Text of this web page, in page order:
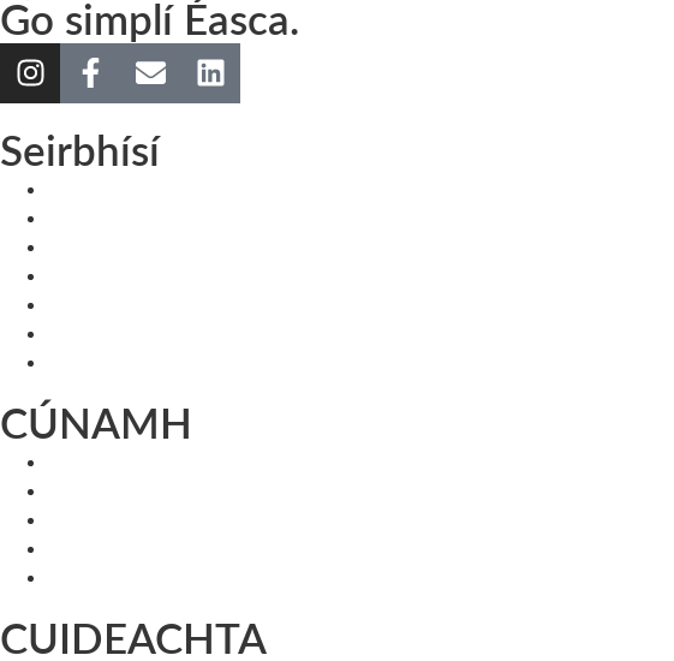
Go simplí Éasca.
Seirbhísí
CÚNAMH
CUIDEACHTA